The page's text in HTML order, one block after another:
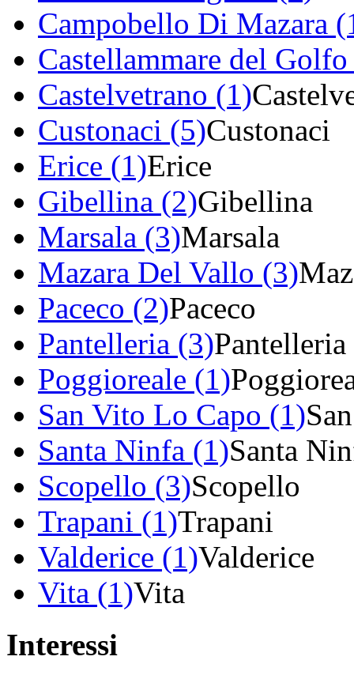
Campobello Di Mazara
Castellammare del
Castelvetrano (1)
Custonaci (5)Custonaci
Erice (1)Erice
Gibellina (2)Gibellina
Marsala (3)Marsala
Mazara Del Vallo (3)
Paceco (2)Paceco
Pantelleria (3)Pantelleria
Poggioreale (1)
San Vito Lo Capo (1)
Santa Ninfa (1)Santa
Scopello (3)Scopello
Trapani (1)Trapani
Valderice (1)Valderice
Vita (1)Vita
Interessi